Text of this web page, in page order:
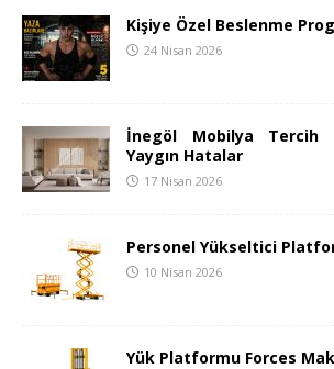
Kişiye Özel Beslenme
24 Nisan 2026
İnegöl Mobilya Tercih
Yaygın Hatalar
17 Nisan 2026
Personel Yükseltici
10 Nisan 2026
Yük Platformu Forces